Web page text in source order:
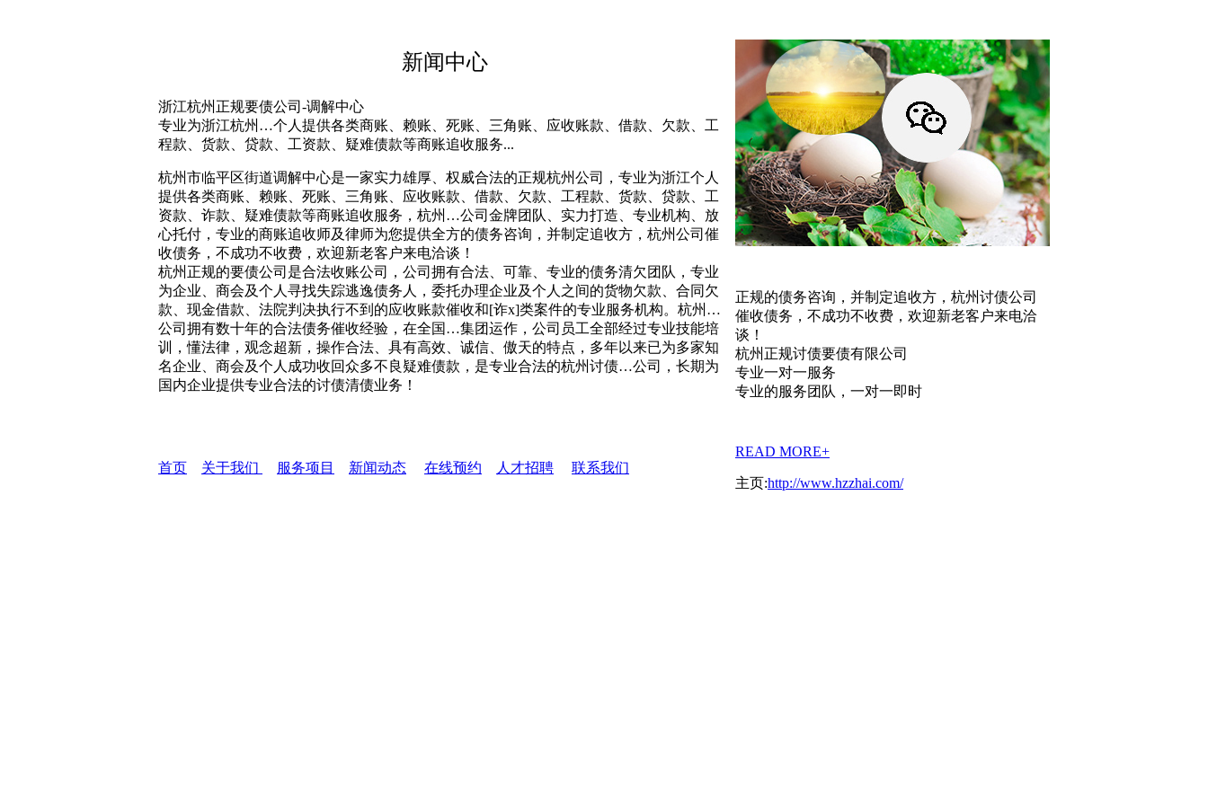
新闻中心
浙江杭州正规要债公司-调解中心
专业为浙江杭州…个人提供各类商账、赖账、死账、三角账、应收账款、借款、欠款、工
程款、货款、贷款、工资款、疑难债款等商账追收服务...
杭州市临平区街道调解中心是一家实力雄厚、权威合法的正规杭州公司，专业为浙江个人
提供各类商账、赖账、死账、三角账、应收账款、借款、欠款、工程款、货款、贷款、工
资款、诈款、疑难债款等商账追收服务，杭州…公司金牌团队、实力打造、专业机构、放
心托付，专业的商账追收师及律师为您提供全方的债务咨询，并制定追收方，杭州公司催
收债务，不成功不收费，欢迎新老客户来电洽谈！
杭州正规的要债公司是合法收账公司，公司拥有合法、可靠、专业的债务清欠团队，专业
为企业、商会及个人寻找失踪逃逸债务人，委托办理企业及个人之间的货物欠款、合同欠
款、现金借款、法院判决执行不到的应收账款催收和[诈x]类案件的专业服务机构。杭州…
公司拥有数十年的合法债务催收经验，在全国…集团运作，公司员工全部经过专业技能培
训，懂法律，观念超新，操作合法、具有高效、诚信、傲天的特点，多年以来已为多家知
名企业、商会及个人成功收回众多不良疑难债款，是专业合法的杭州讨债…公司，长期为
国内企业提供专业合法的讨债清债业务！
正规的债务咨询，并制定追收方，杭州讨债公司
催收债务，不成功不收费，欢迎新老客户来电洽
谈！
杭州正规讨债要债有限公司
专业一对一服务
专业的服务团队，一对一即时
首页 关于我们 服务项目 新闻动态 在线预约 人才招聘 联系我们
READ MORE+
主页:http://www.hzzhai.com/